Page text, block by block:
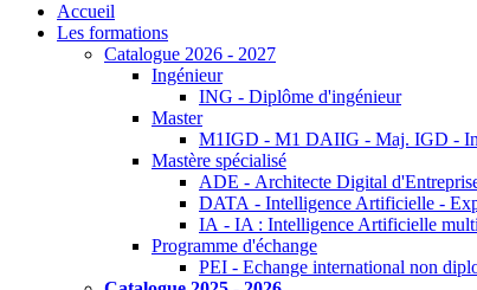
Accueil
Les formations
Catalogue 2026 - 2027
Ingénieur
ING - Diplôme d'ingénieur
Master
M1IGD - M1 DAIIG - Maj. IGD -
Mastère spécialisé
ADE - Architecte Digital
DATA - Intelligence Artificielle -
IA - IA : Intelligence Artificielle
Programme d'échange
PEI - Echange international non